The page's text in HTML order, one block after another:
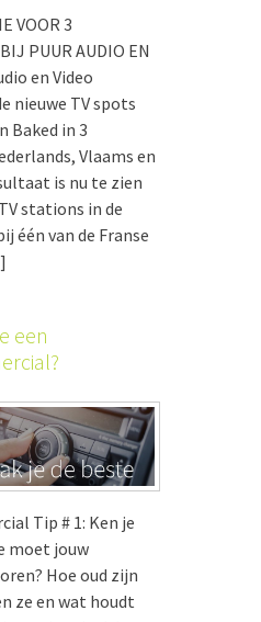
VOOR 3
PUUR AUDIO EN
en Video
nieuwe TV spots
Baked in 3
Vlaams en
is nu te zien
stations in de
één van de Franse
een
Tip # 1: Ken je
moet jouw
Hoe oud zijn
ze en wat houdt